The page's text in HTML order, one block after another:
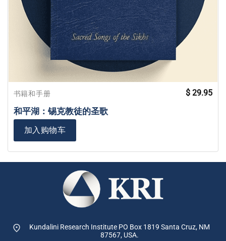
书籍和手册
和平湖：锡克教徒的圣歌
$ 29.95
加入购物车
Kundalini Research Institute PO Box 1819 Santa Cruz, NM
87567, USA.